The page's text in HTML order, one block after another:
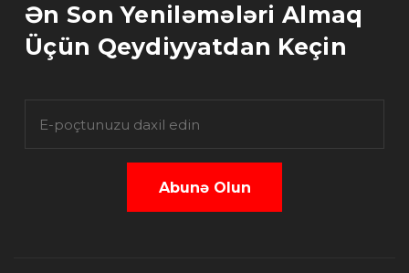
Ən Son Yeniləmələri Almaq
Üçün Qeydiyyatdan Keçin
Abunə Olun